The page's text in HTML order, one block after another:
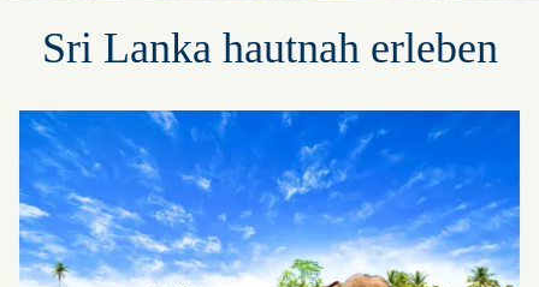
Sri Lanka hautnah erleben